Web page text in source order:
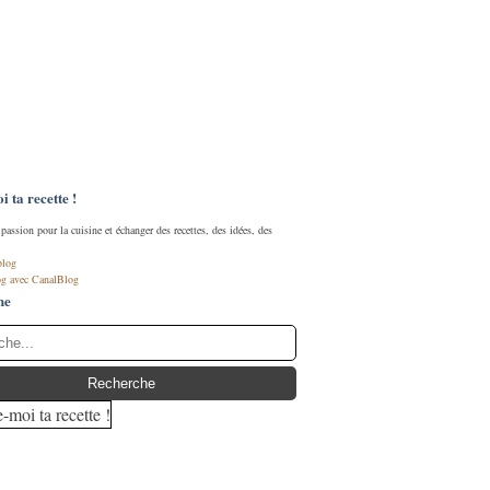
ta recette !
pour la cuisine et échanger des recettes, des idées, des
avec CanalBlog